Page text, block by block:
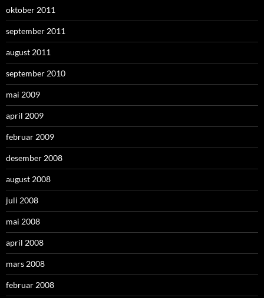
oktober 2011
september 2011
august 2011
september 2010
mai 2009
april 2009
februar 2009
desember 2008
august 2008
juli 2008
mai 2008
april 2008
mars 2008
februar 2008